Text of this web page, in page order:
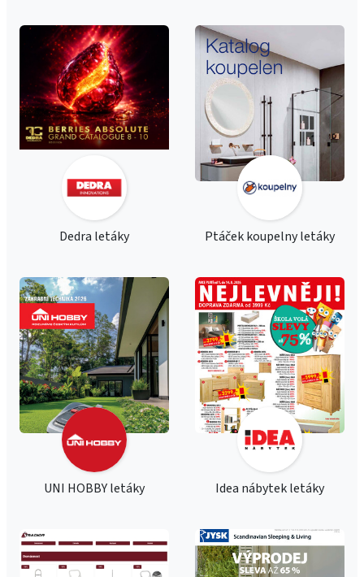
Dedra letáky Ptáček koupelny letáky
UNI HOBBY letáky Idea nábytek letáky